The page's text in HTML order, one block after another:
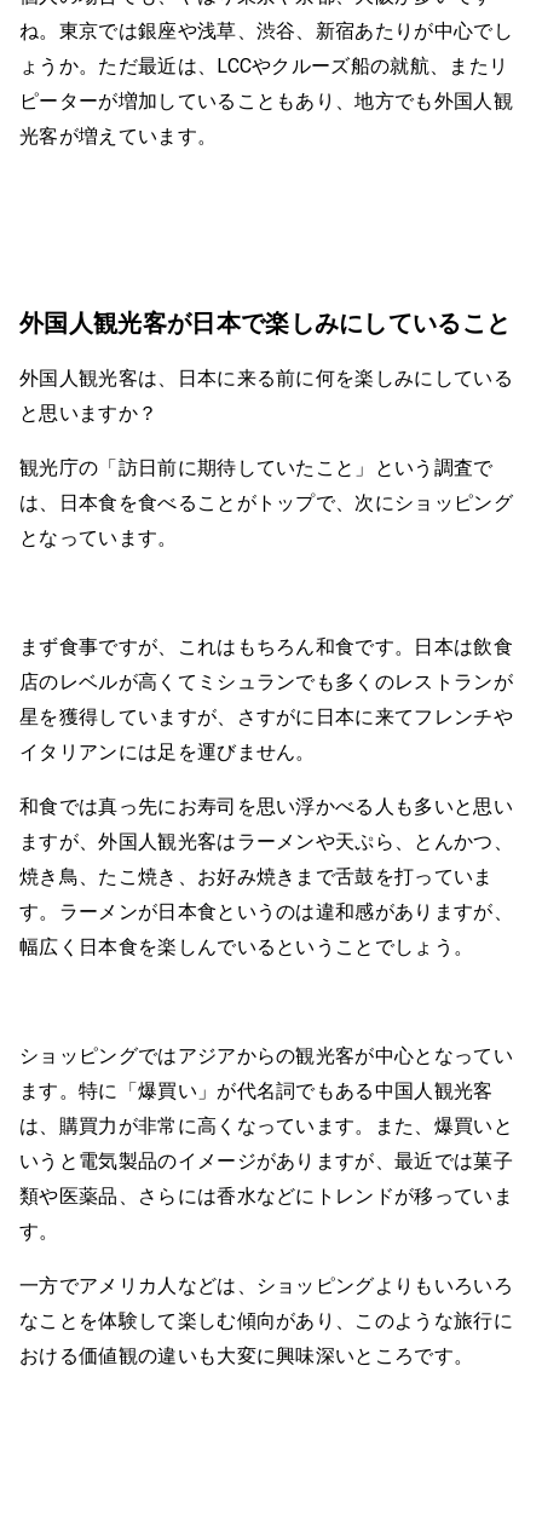
ね。東京では銀座や浅草、渋谷、新宿あたりが中心でし
ょうか。ただ最近は、LCCやクルーズ船の就航、またリ
ピーターが増加していることもあり、地方でも外国人観
光客が増えています。
外国人観光客が日本で楽しみにしていること
外国人観光客は、日本に来る前に何を楽しみにしている
と思いますか？
観光庁の「訪日前に期待していたこと」という調査で
は、日本食を食べることがトップで、次にショッピング
となっています。
まず食事ですが、これはもちろん和食です。日本は飲食
店のレベルが高くてミシュランでも多くのレストランが
星を獲得していますが、さすがに日本に来てフレンチや
イタリアンには足を運びません。
和食では真っ先にお寿司を思い浮かべる人も多いと思い
ますが、外国人観光客はラーメンや天ぷら、とんかつ、
焼き鳥、たこ焼き、お好み焼きまで舌鼓を打っていま
す。ラーメンが日本食というのは違和感がありますが、
幅広く日本食を楽しんでいるということでしょう。
ショッピングではアジアからの観光客が中心となってい
ます。特に「爆買い」が代名詞でもある中国人観光客
は、購買力が非常に高くなっています。また、爆買いと
いうと電気製品のイメージがありますが、最近では菓子
類や医薬品、さらには香水などにトレンドが移っていま
す。
一方でアメリカ人などは、ショッピングよりもいろいろ
なことを体験して楽しむ傾向があり、このような旅行に
おける価値観の違いも大変に興味深いところです。